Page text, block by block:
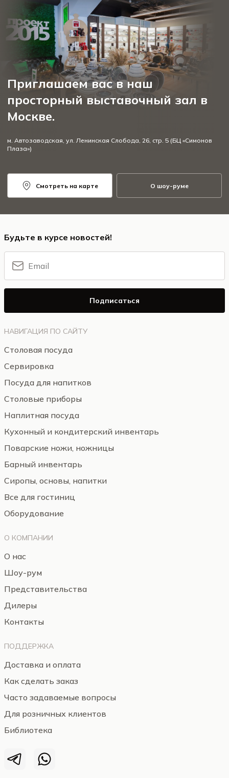
Приглашаем вас в наш
просторный выставочный зал в
Москве.
м. Автозаводская, ул. Ленинская Слобода, 26, стр. 5 (БЦ «Симонов
Плаза»)
Смотреть на карте О шоу-руме
НАВИГАЦИЯ ПО САЙТУ
Столовая посуда
Сервировка
Посуда для напитков
Столовые приборы
Наплитная посуда
Кухонный и кондитерский инвентарь
Поварские ножи, ножницы
Барный инвентарь
Сиропы, основы, напитки
Все для гостиниц
Оборудование
О КОМПАНИИ
О нас
Шоу-рум
Представительства
Дилеры
Контакты
ПОДДЕРЖКА
Доставка и оплата
Как сделать заказ
Часто задаваемые вопросы
Для розничных клиентов
Библиотека
Будьте в курсе новостей!
Подписаться